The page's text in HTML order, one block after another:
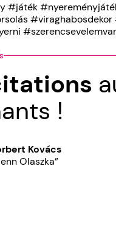
#játék
!
Kovács
Olaszka”